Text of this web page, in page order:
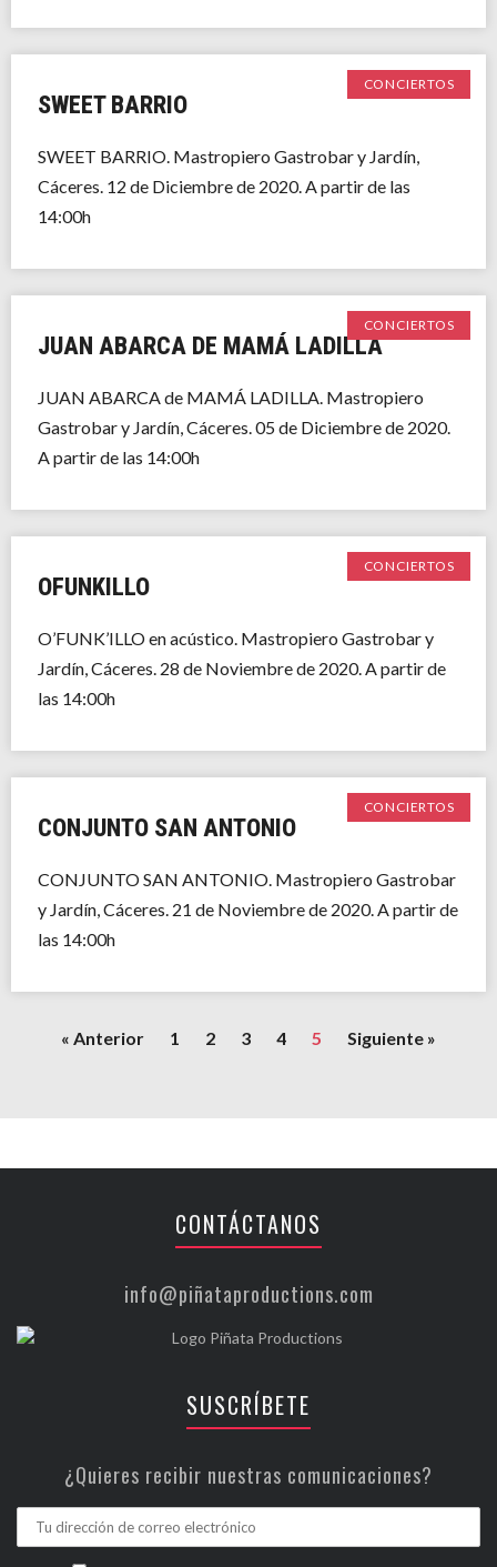
CONCIERTOS
SWEET BARRIO
SWEET BARRIO. Mastropiero Gastrobar y Jardín,
Cáceres. 12 de Diciembre de 2020. A partir de las
14:00h
CONCIERTOS
JUAN ABARCA DE MAMÁ LADILLA
JUAN ABARCA de MAMÁ LADILLA. Mastropiero
Gastrobar y Jardín, Cáceres. 05 de Diciembre de 2020.
A partir de las 14:00h
CONCIERTOS
OFUNKILLO
O’FUNK’ILLO en acústico. Mastropiero Gastrobar y
Jardín, Cáceres. 28 de Noviembre de 2020. A partir de
las 14:00h
CONCIERTOS
CONJUNTO SAN ANTONIO
CONJUNTO SAN ANTONIO. Mastropiero Gastrobar
y Jardín, Cáceres. 21 de Noviembre de 2020. A partir de
las 14:00h
« Anterior 1 2 3 4 5 Siguiente »
CONTÁCTANOS
info@piñataproductions.com
SUSCRÍBETE
¿Quieres recibir nuestras comunicaciones?